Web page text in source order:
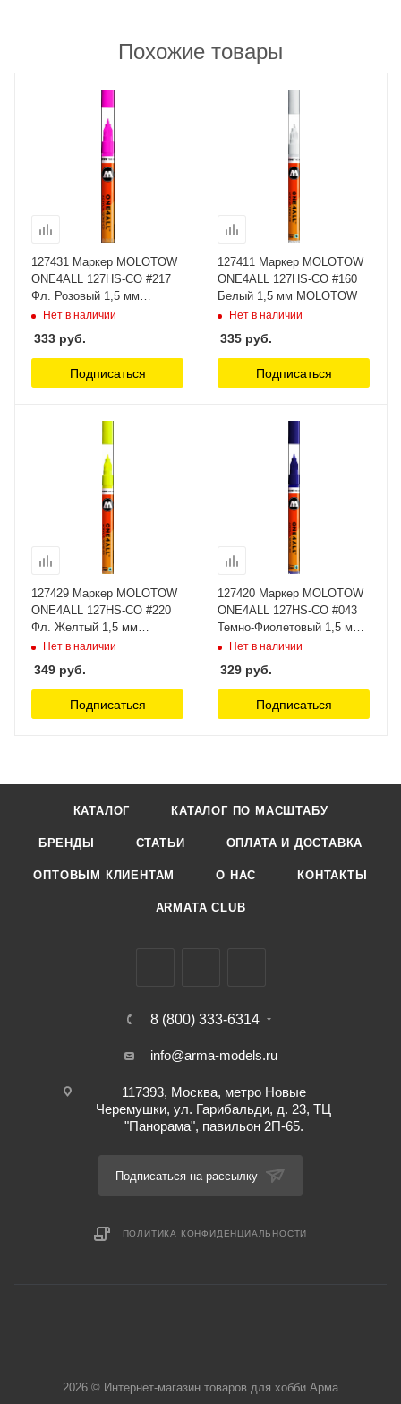
Похожие товары
127431 Маркер MOLOTOW
ONE4ALL 127HS-CO #217
Фл. Розовый 1,5 мм
MOLOTOW
Нет в наличии
333 руб.
Подписаться
127411 Маркер MOLOTOW
ONE4ALL 127HS-CO #160
Белый 1,5 мм MOLOTOW
Нет в наличии
335 руб.
Подписаться
127429 Маркер MOLOTOW
ONE4ALL 127HS-CO #220
Фл. Желтый 1,5 мм
MOLOTOW
Нет в наличии
349 руб.
Подписаться
127420 Маркер MOLOTOW
ONE4ALL 127HS-CO #043
Темно-Фиолетовый 1,5 мм
MOLOTOW
Нет в наличии
329 руб.
Подписаться
КАТАЛОГ КАТАЛОГ ПО МАСШТАБУ
БРЕНДЫ СТАТЬИ ОПЛАТА И ДОСТАВКА
ОПТОВЫМ КЛИЕНТАМ О НАС КОНТАКТЫ
ARMATA CLUB
8 (800) 333-6314
info@arma-models.ru
117393, Москва, метро Новые
Черемушки, ул. Гарибальди, д. 23, ТЦ
"Панорама", павильон 2П-65.
Подписаться на рассылку
ПОЛИТИКА КОНФИДЕНЦИАЛЬНОСТИ
2026 © Интернет-магазин товаров для хобби Арма